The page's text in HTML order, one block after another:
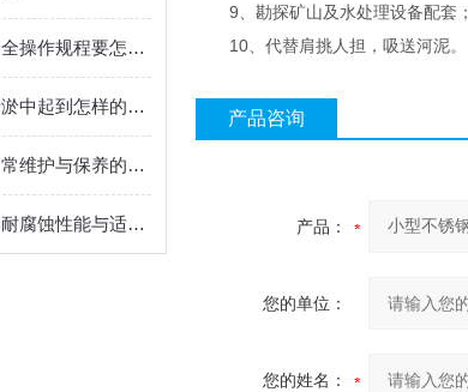
立式排污泵的安全操作规程要怎么做
排污泵在鱼塘清淤中起到怎样的一个作用
立式排污泵的日常维护与保养的方法有哪些？
直立式排污泵的耐腐蚀性能与适用环境说明
9、勘探矿山及水处理设备配套；
10、代替肩挑人担，吸送河泥。
产品咨询
产品：
您的单位：
您的姓名：